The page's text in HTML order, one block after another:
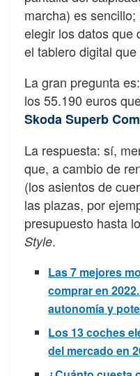
marcha) es
elegir los datos que
el tablero digital
La gran pregunta
los 55.190 euros
Skoda Superb
La respuesta: sí,
que, a cambio de
(los asientos de
las plazas, por
presupuesto hasta
Style.
Las 7 mejores
comprar en
autonomía y
Los 13 coches
del mercado en